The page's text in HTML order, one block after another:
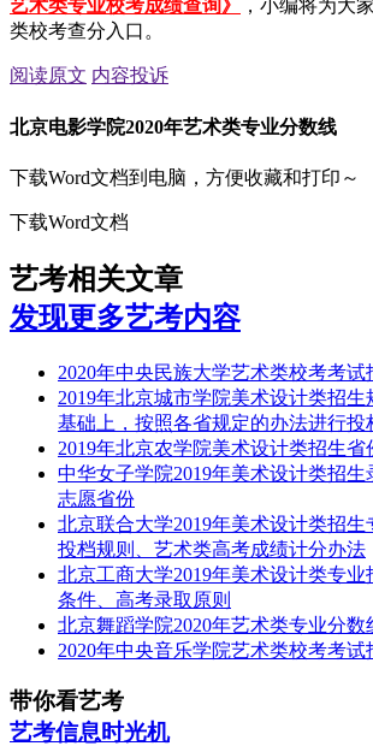
艺术类专业校考成绩查询》
，小编将为大
类校考查分入口。
阅读原文 内容投诉
北京电影学院2020年艺术类专业分数线
下载Word文档到电脑，方便收藏和打印～
下载Word文档
艺考相关文章
发现更多艺考内容
2020年中央民族大学艺术类校考考试
2019年北京城市学院美术设计类招
基础上，按照各省规定的办法进行投
2019年北京农学院美术设计类招生省
中华女子学院2019年美术设计类招
志愿省份
北京联合大学2019年美术设计类招生
投档规则、艺术类高考成绩计分办法
北京工商大学2019年美术设计类专
条件、高考录取原则
北京舞蹈学院2020年艺术类专业分数
2020年中央音乐学院艺术类校考考试
带你看艺考
艺考信息时光机